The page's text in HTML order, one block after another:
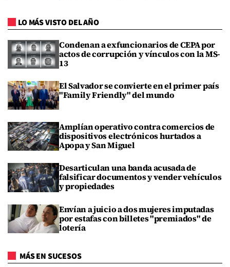
LO MÁS VISTO DEL AÑO
Condenan a exfuncionarios de CEPA por
actos de corrupción y vínculos con la MS-
13
El Salvador se convierte en el primer país
"Family Friendly" del mundo
Amplían operativo contra comercios de
dispositivos electrónicos hurtados a
Apopa y San Miguel
Desarticulan una banda acusada de
falsificar documentos y vender vehículos
y propiedades
Envían a juicio a dos mujeres imputadas
por estafas con billetes "premiados" de
lotería
MÁS EN SUCESOS